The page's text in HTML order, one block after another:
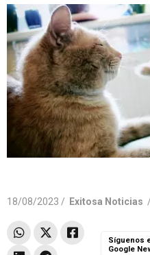
18/08/2023 / Exitosa Noticias /
Síguenos
Google